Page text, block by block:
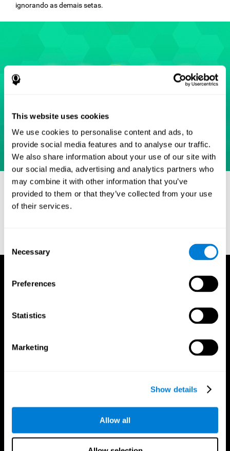
This website uses cookies
We use cookies to personalise content and ads, to
provide social media features and to analyse our traffic.
We also share information about your use of our site with
our social media, advertising and analytics partners who
may combine it with other information that you’ve
provided to them or that they’ve collected from your use
of their services.
Selection
Necessary
Preferences
Statistics
Marketing
Show details
Allow all
ignorando as demais setas.
Referências
Eriksen, B. A.; Eriksen, C. W. (1974). "Effects of noise letters upon
identification of a target letter in a non- search task". Perception